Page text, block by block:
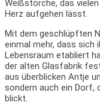
Weißstörche, das
Herz aufgehen lässt.
Mit dem geschlüpften
einmal mehr, dass sich
Lebensraum etabliert
der alten Glasfabrik
aus überblicken Antje
sondern auch ein Dorf,
blickt.